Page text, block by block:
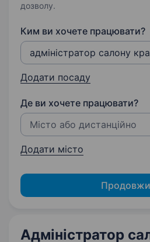
дозволу.
Ким ви хочете працювати?
Додати посаду
Де ви хочете працювати?
Додати місто
Адміністратор